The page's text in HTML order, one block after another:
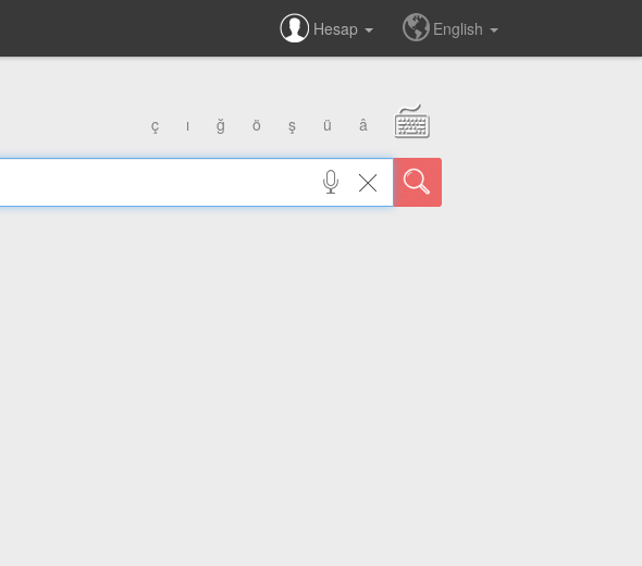
Hesap English
ç ı ğ ö ş ü â